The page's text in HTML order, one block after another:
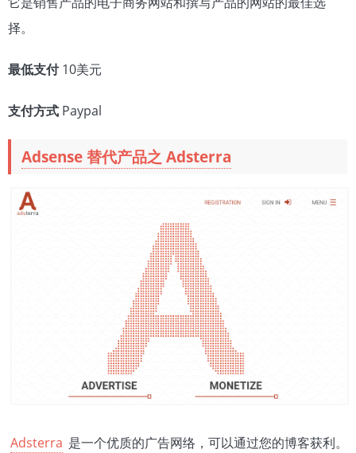
择。
最低支付10美元
支付方式 Paypal
Adsense 替代产品之 Adsterra
Adsterra 是一个优质的广告网络，可以通过您的博客获利。